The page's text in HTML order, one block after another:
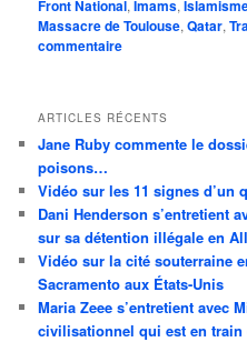
Front National,Imams,
Massacre de Toulouse,Qatar,
commentaire
ARTICLES RÉCENTS
Jane Ruby commente le
poisons…
Vidéo sur les 11 signes d’un
Dani Henderson s’entretient
sur sa détention illégale en
Vidéo sur la cité souterraine
Sacramento aux États-Unis
Maria Zeee s’entretient avec
civilisationnel qui est en train